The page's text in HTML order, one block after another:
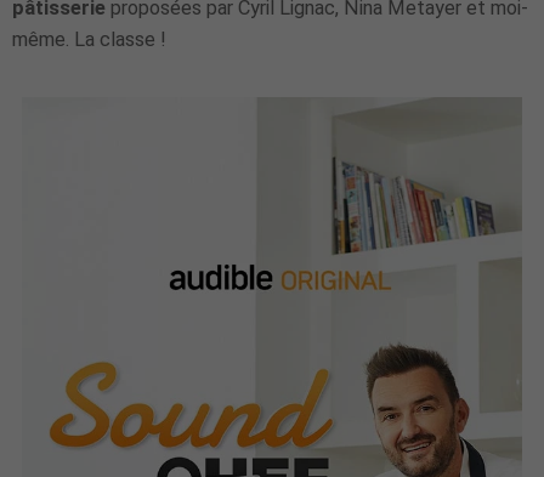
pâtisserie proposées par Cyril Lignac, Nina Metayer et moi-
même. La classe !